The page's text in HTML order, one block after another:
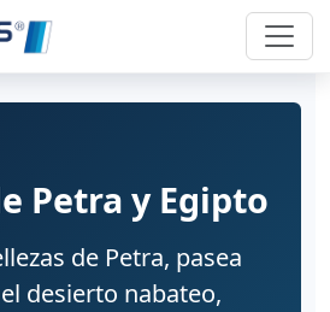
Petra y Egipto
de Petra, pasea
desierto nabateo,